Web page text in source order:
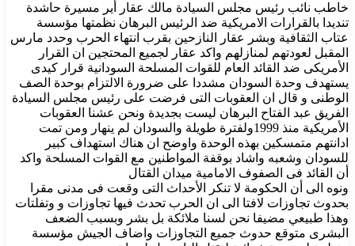
خاطب نائب رئيس مجلس السيادة مالك عقار أير مسيرة حاشدة
تنديدا بالقرارات الامريكية ضد الرئيس البرهان نظمتها مؤسسة
عتاب الثقافية وبشر عقار النازحين بقرب انتهاء الحرب وحدد مارس
المقبل لعودتهم لمنازلهم واكد عقار لجميع المحتجين ان القرار
الأمريكى ضد القائد العام للقوات المسلحة السودانية قرار كيدى
يستهدف وحدة السودان مشددا على ضرورة الالتزام بوحدة الصف
الوطنى و قال ان العقوبات التى فرضت على رئيس مجلس السيادة
الفريق عبد الفتاح البرهان ليست بجديدة ونحن عشنا العقوبات
الأمريكية منذ 1999ولفترة طويلة والسودان لم ينهار ومن تمت
ادانتهم متمسكين بهذه الوحدة واوضح ان هناك استهداف كبير
للسودان وشعبه واشاد بوقفة المواطنين مع القوات المسلحة واكد
أن القائد فى الصفوف الامامية ميدان القتال
ونوه الى أن الحكومة لا تنكر الأحداث التى وقعت فى مدنى مقرا
بحدوث تجاوزات لافتا الى ان الحرب تحدث فيها تجاوزات و وتفلتات
وهذا طبيعي مضيفا نحن لسنا ملائكة بل بشر وبسبب الضعف
البشرى متوقع حدوث جميع التجاوزات واضاف الجيش مؤسسة